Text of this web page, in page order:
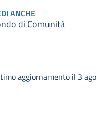
ANCHE
di Comunità
aggiornamento il 3 ago